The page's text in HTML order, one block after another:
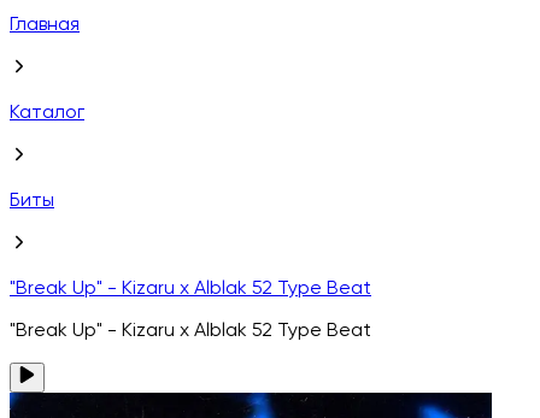
Главная
Каталог
Биты
"Break Up" - Kizaru x Alblak 52 Type Beat
"Break Up" - Kizaru x Alblak 52 Type Beat